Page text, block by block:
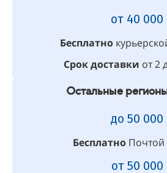
от 40 000
Бесплатно
Срок доставки от 2
Остальные
до 50 000
Бесплатно Почтой
от 50 000